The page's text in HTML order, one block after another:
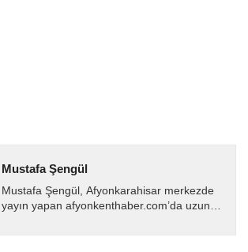
Mustafa Şengül
Mustafa Şengül, Afyonkarahisar merkezde
yayın yapan afyonkenthaber.com’da uzun
almakta, haber akışı...